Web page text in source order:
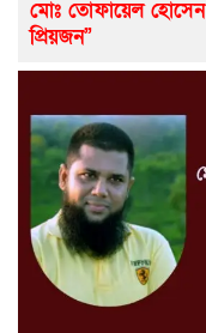
মোঃ তোফায়েল
প্রিয়জন”